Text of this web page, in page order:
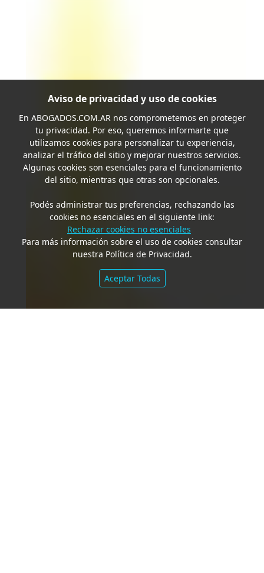
Aviso de privacidad y uso de cookies
En ABOGADOS.COM.ARnos comprometemos en proteger
tu privacidad. Por eso, queremos informarte que
utilizamos cookies para personalizar tu experiencia,
analizar el tráfico del sitio y mejorar nuestros servicios.
Algunas cookies son esenciales para el funcionamiento
del sitio, mientras que otras son opcionales.
Podés administrar tus preferencias, rechazando las
cookies no esenciales en el siguiente link:
Rechazar cookies no esenciales
Para más información sobre el uso de cookies consultar
nuestra Política de Privacidad.
Aceptar Todas